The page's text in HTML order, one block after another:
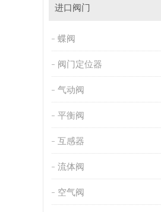
进口阀门
蝶阀
阀门定位器
气动阀
平衡阀
互感器
流体阀
空气阀